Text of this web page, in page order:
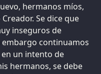
hermanos míos,
Se dice que
inseguros de
embargo continuamos
un intento de
hermanos, se debe